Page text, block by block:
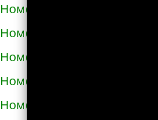
Номера телефонов такси в
Номера телефонов такси в
Номера телефонов такси в
Номера телефонов такси в
Номера телефонов такси в